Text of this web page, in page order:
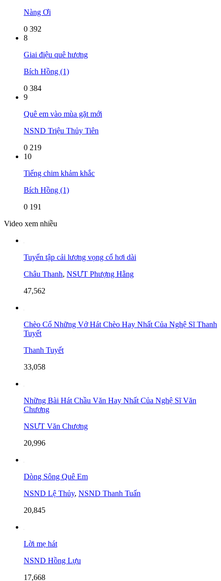
Nàng Ơi
0 392
8
Giai điệu quê hương
Bích Hồng (1)
0 384
9
Quê em vào mùa gặt mới
NSND Triệu Thủy Tiên
0 219
10
Tiếng chim khảm khắc
Bích Hồng (1)
0 191
Video xem nhiều
Tuyển tập cải lương vọng cổ hơi dài
Châu Thanh, NSƯT Phượng Hằng
47,562
Chèo Cổ Những Vở Hát Chèo Hay Nhất Của Nghệ Sĩ Thanh
Tuyết
Thanh Tuyết
33,058
Những Bài Hát Chầu Văn Hay Nhất Của Nghệ Sĩ Văn
Chương
NSƯT Văn Chương
20,996
Dòng Sông Quê Em
NSND Lệ Thủy, NSND Thanh Tuấn
20,845
Lời mẹ hát
NSND Hồng Lựu
17,668